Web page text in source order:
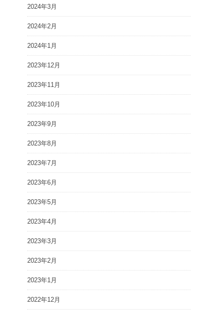
2024年3月
2024年2月
2024年1月
2023年12月
2023年11月
2023年10月
2023年9月
2023年8月
2023年7月
2023年6月
2023年5月
2023年4月
2023年3月
2023年2月
2023年1月
2022年12月